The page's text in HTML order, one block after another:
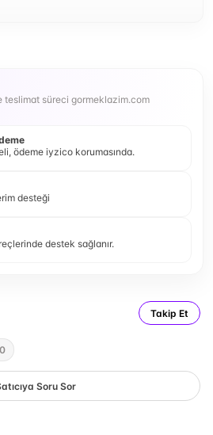
teslimat süreci gormeklazim.com
ödeme iyzico korumasında.
desteği
destek sağlanır.
Takip Et
Soru Sor